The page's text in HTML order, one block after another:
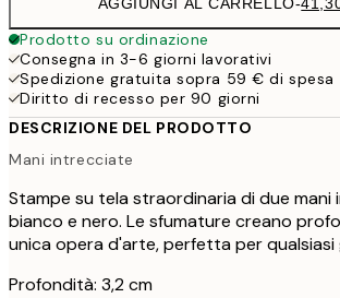
Prodotto su ordinazione
Consegna in 3-6 giorni lavorativi
Spedizione gratuita sopra 59 € di spesa
Diritto di recesso per 90 giorni
DESCRIZIONE DEL PRODOTTO
Mani intrecciate
Stampe su tela straordinaria di due mani
bianco e nero. Le sfumature creano
unica opera d'arte, perfetta per qualsiasi
Profondità: 3,2 cm